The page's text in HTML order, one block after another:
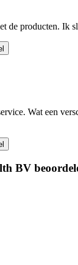
de producten. Ik
Wat een
BV